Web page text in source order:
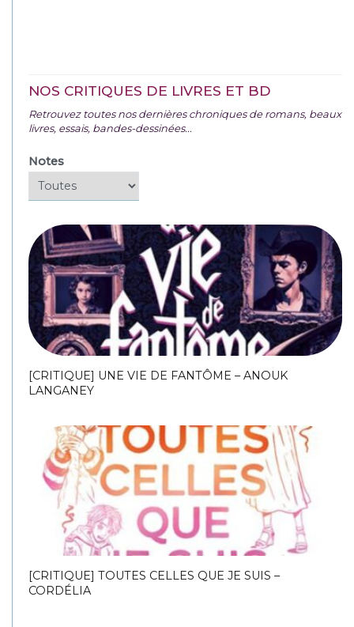
NOS CRITIQUES DE LIVRES ET BD
Retrouvez toutes nos dernières chroniques de romans, beaux
livres, essais, bandes-dessinées...
Notes
[CRITIQUE] UNE VIE DE FANTÔME – ANOUK
LANGANEY
[CRITIQUE] TOUTES CELLES QUE JE SUIS –
CORDÉLIA